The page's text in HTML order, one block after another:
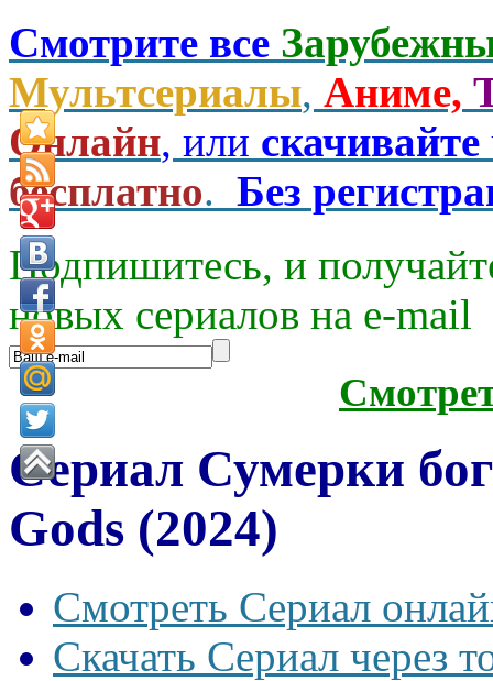
Смотрите все
Мультсериалы, Аниме,
Онлайн, или скачивайте
бесплатно. Без
Подпишитесь, и
новых сериалов на e-mаil
Сериал Сумерки
Gods (2024)
Смотреть Сериал
Скачать Сериал через